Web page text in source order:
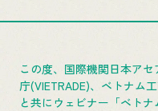
この度、国際機関日本ア
庁(VIETRADE)、ベトナム
と共にウェビナー「ベトナ